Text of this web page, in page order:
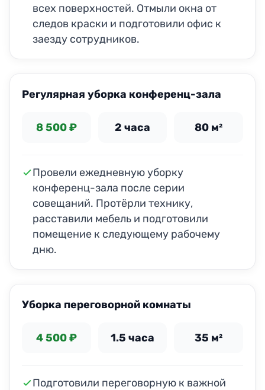
всех поверхностей. Отмыли окна от
следов краски и подготовили офис к
заезду сотрудников.
Регулярная уборка конференц-зала
8 500 ₽ 2 часа 80 м²
Провели ежедневную уборку
конференц-зала после серии
совещаний. Протёрли технику,
расставили мебель и подготовили
помещение к следующему рабочему
дню.
Уборка переговорной комнаты
4 500 ₽ 1.5 часа 35 м²
Подготовили переговорную к важной